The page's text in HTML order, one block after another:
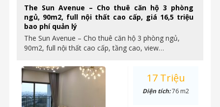
The Sun Avenue – Cho thuê căn hộ 3 phòng
ngủ, 90m2, full nội thất cao cấp, giá 16,5 triệu
bao phí quản lý
The Sun Avenue – Cho thuê căn hộ 3 phòng ngủ,
90m2, full nội thất cao cấp, tầng cao, view…
17 Triệu
Diện tích:76 m2